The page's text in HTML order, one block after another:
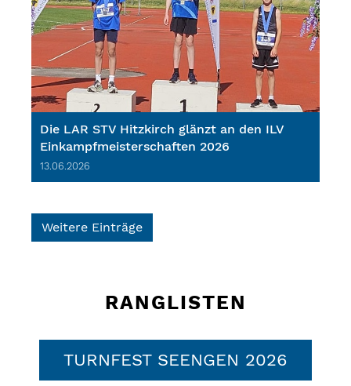
Die LAR STV Hitzkirch glänzt an den ILV
Einkampfmeisterschaften 2026
13.06.2026
Weitere Einträge
RANGLISTEN
TURNFEST SEENGEN 2026